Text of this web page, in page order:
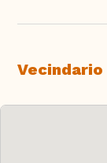
Vecindario